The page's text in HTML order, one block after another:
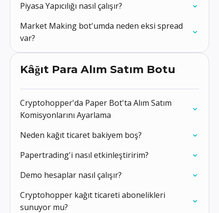
Piyasa Yapıcılığı nasıl çalışır?
Market Making bot'umda neden eksi spread
var?
Kâğıt Para Alım Satım Botu
Cryptohopper'da Paper Bot'ta Alım Satım
Komisyonlarını Ayarlama
Neden kağıt ticaret bakiyem boş?
Papertrading'i nasıl etkinleştiririm?
Demo hesaplar nasıl çalışır?
Cryptohopper kağıt ticareti abonelikleri
sunuyor mu?